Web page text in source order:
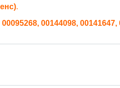
.
00144098,